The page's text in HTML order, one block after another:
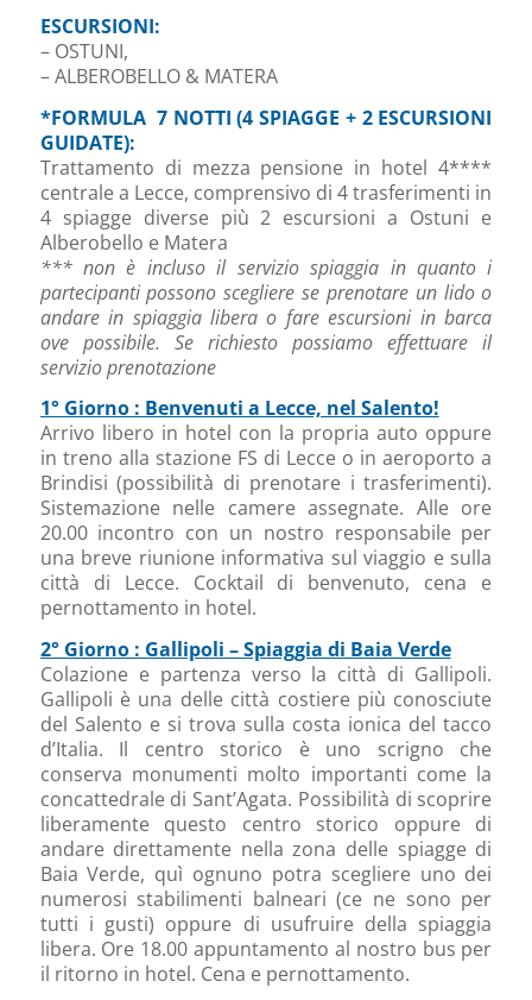
ESCURSIONI:
– OSTUNI,
– ALBEROBELLO & MATERA
*FORMULA 7 NOTTI (4 SPIAGGE + 2 ESCURSIONI
GUIDATE):
Trattamento di mezza pensione in hotel 4****
centrale a Lecce, comprensivo di 4 trasferimenti in
4 spiagge diverse più 2 escursioni a Ostuni e
Alberobello e Matera
*** non è incluso il servizio spiaggia in quanto i
partecipanti possono scegliere se prenotare un lido o
andare in spiaggia libera o fare escursioni in barca
ove possibile. Se richiesto possiamo effettuare il
servizio prenotazione
1° Giorno : Benvenuti a Lecce, nel Salento!
Arrivo libero in hotel con la propria auto oppure
in treno alla stazione FS di Lecce o in aeroporto a
Brindisi (possibilità di prenotare i trasferimenti).
Sistemazione nelle camere assegnate. Alle ore
20.00 incontro con un nostro responsabile per
una breve riunione informativa sul viaggio e sulla
città di Lecce. Cocktail di benvenuto, cena e
pernottamento in hotel.
2° Giorno : Gallipoli – Spiaggia di Baia Verde
Colazione e partenza verso la città di Gallipoli.
Gallipoli è una delle città costiere più conosciute
del Salento e si trova sulla costa ionica del tacco
d’Italia. Il centro storico è uno scrigno che
conserva monumenti molto importanti come la
concattedrale di Sant’Agata. Possibilità di scoprire
liberamente questo centro storico oppure di
andare direttamente nella zona delle spiagge di
Baia Verde, quì ognuno potra scegliere uno dei
numerosi stabilimenti balneari (ce ne sono per
tutti i gusti) oppure di usufruire della spiaggia
libera. Ore 18.00 appuntamento al nostro bus per
il ritorno in hotel. Cena e pernottamento.